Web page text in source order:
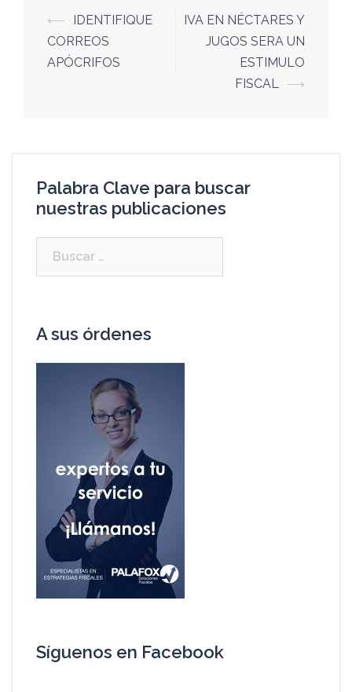
⟵
IDENTIFIQUE
CORREOS
APÓCRIFOS
IVA EN NÉCTARES Y
JUGOS SERA UN
ESTIMULO
FISCAL
⟶
Palabra Clave para buscar
nuestras publicaciones
A sus órdenes
Síguenos en Facebook